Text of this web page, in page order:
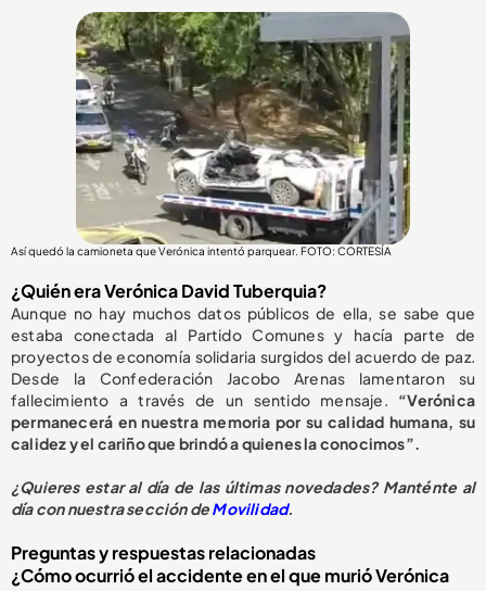
Así quedó la camioneta que Verónica intentó parquear. FOTO: CORTESÍA
¿Quién era Verónica David Tuberquia?
Aunque no hay muchos datos públicos de ella, se sabe que
estaba conectada al Partido Comunes y hacía parte de
proyectos de economía solidaria surgidos del acuerdo de paz.
Desde la Confederación Jacobo Arenas lamentaron su
fallecimiento a través de un sentido mensaje. “Verónica
permanecerá en nuestra memoria por su calidad humana, su
calidez y el cariño que brindó a quienes la conocimos”.
¿Quieres estar al día de las últimas novedades? Manténte al
día con nuestra sección deMovilidad.
Preguntas y respuestas relacionadas
¿Cómo ocurrió el accidente en el que murió Verónica